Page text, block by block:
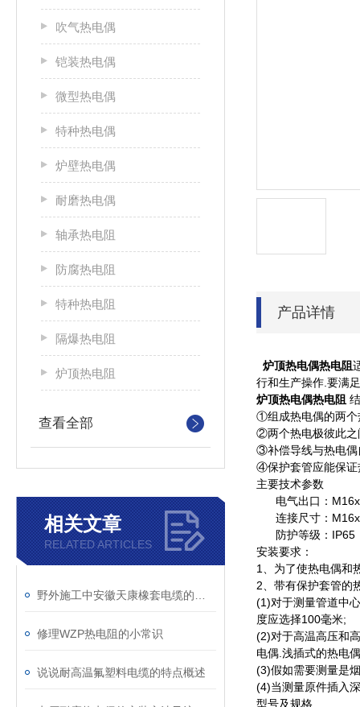
吹气热电偶
铠装热电偶
微型热电偶
特种热电偶
炉壁热电偶
耐磨热电偶
轴承热电阻
防腐热电阻
特种热电阻
隔爆热电阻
炉顶热电阻
查看全部
相关文章
RELATED ARTICLES
修理WZP热电阻的小常识
说说耐高温氟塑料电缆的特点概述
产品详情
炉顶热电偶热电阻
行和生产操作.要满
炉顶热电偶热电阻
①组成热电偶的两个
②两个热电极彼此之
③补偿导线与热电偶
④保护套管应能保
主要技术参数
电气出口：
连接尺寸：
防护等级：IP65
安装要求：
1、为了使热电偶和
2、带有保护套管的
(1)对于测量管道中
度应选择100毫米;
(2)对于高温高压和
电偶.浅插式的热电
(3)假如需要测量是
(4)当测量原件插入
型号及规格